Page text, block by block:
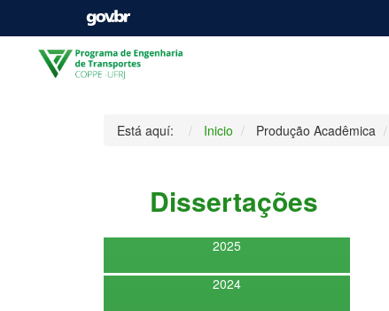
Está aquí: Inicio Produção Acadêmica
Dissertações
2025
2024